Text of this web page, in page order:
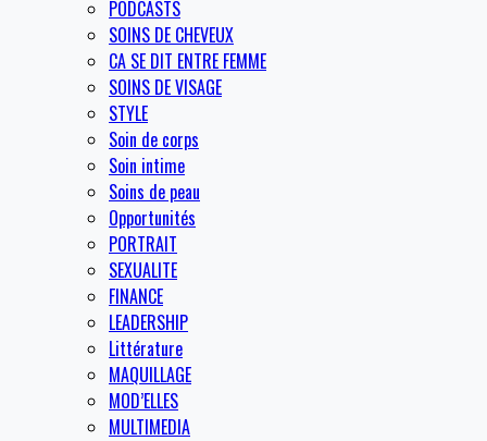
PODCASTS
SOINS DE CHEVEUX
CA SE DIT ENTRE FEMME
SOINS DE VISAGE
STYLE
Soin de corps
Soin intime
Soins de peau
Opportunités
PORTRAIT
SEXUALITE
FINANCE
LEADERSHIP
Littérature
MAQUILLAGE
MOD’ELLES
MULTIMEDIA